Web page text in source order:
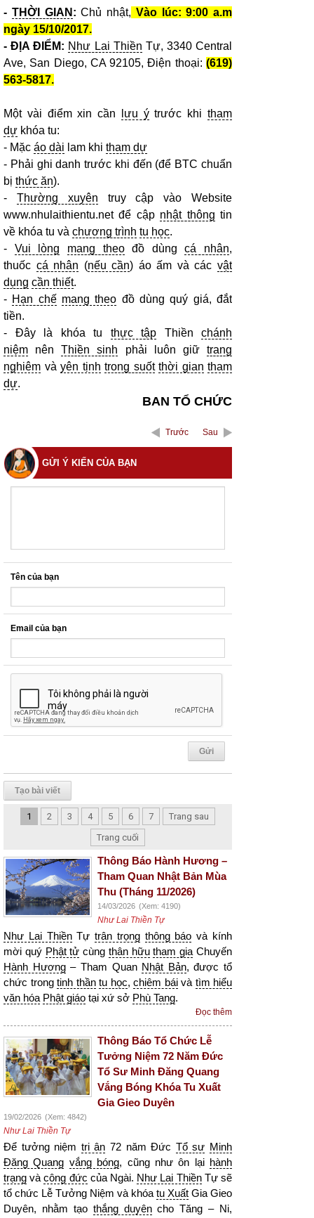
- THỜI GIAN : Chủ nhật, Vào lúc: 9:00 a.m
ngày 15/10/2017.
- ĐỊA ĐIỂM: Như Lai Thiền Tự, 3340 Central
Ave, San Diego, CA 92105, Điện thoại: (619)
563-5817.
Một vài điểm xin cần lưu ýtrước khitham
dự khóa tu:
- Mặc áo dài lam khi tham dự
- Phải ghi danh trước khi đến (để BTC chuẩn
bị thức ăn).
- Thường xuyên truy cập vào Website
www.nhulaithientu.net để cập nhật thông tin
về khóa tu và chương trình tu học.
- Vui lòng mang theođồ dùngcá nhân,
thuốc cá nhân (nếu cần) áo ấm và cácvật
dụng cần thiết.
- Hạn chế mang theo đồ dùng quý giá, đắt
tiền.
- Đây là khóa tu thực tập Thiền chánh
niệm nênThiền sinh phải luôn giữtrang
nghiêm và yên tịnh trong suốt thời gian tham
dự.
BAN TỔ CHỨC
Trước Sau
GỬI Ý KIẾN CỦA BẠN
Tên của bạn
Email của bạn
Tạo bài viết
1 2 3 4 5 6 7
Trang sau
Trang cuối
Thông Báo Hành Hương –
Tham Quan Nhật Bản Mùa
Thu (Tháng 11/2026)
14/03/2026 (Xem: 4190)
Như Lai Thiền Tự
Như Lai ThiềnTựtrân trọng thông báo và kính
mời quý Phật tử cùng thân hữu tham giaChuyến
Hành Hương– Tham Quan Nhật Bản, được tổ
chức trong tinh thần tu học, chiêm báivà tìm hiểu
văn hóa Phật giáo tại xứ sở Phù Tang.
Đọc thêm
Thông Báo Tổ Chức Lễ
Tưởng Niệm 72 Năm Đức
Tổ Sư Minh Đăng Quang
Vắng Bóng Khóa Tu Xuất
Gia Gieo Duyên
19/02/2026 (Xem: 4842)
Như Lai Thiền Tự
Để tưởng niệm tri ân 72 năm Đức Tổ sư Minh
Đăng Quang vắng bóng, cũng như ôn lại hành
trạng vàcông đức của Ngài. Như Lai ThiềnTự sẽ
tổ chức Lễ Tưởng Niệm và khóatu Xuất Gia Gieo
Duyên, nhằm tạo thắng duyêncho Tăng – Ni,